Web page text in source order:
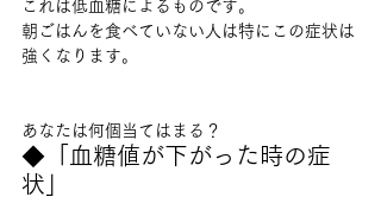
これは低血糖によるものです。
朝ごはんを食べていない人は特にこの症状は
強くなります。
あなたは何個当てはまる？
◆「血糖値が下がった時の症
状」